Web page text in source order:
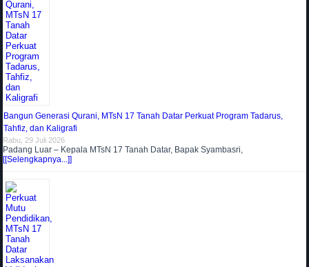
Bangun Generasi Qurani, MTsN 17 Tanah Datar Perkuat Program Tadarus,
Tahfiz, dan Kaligrafi
Rabu, 29 Juli 2026
Padang Luar – Kepala MTsN 17 Tanah Datar, Bapak Syambasri,
[[Selengkapnya...]]